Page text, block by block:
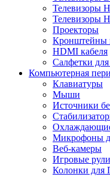
Телевизоры
Телевизоры
Проекторы
Кронштейны
HDMI кабеля
Салфетки
Компьютерная
Клавиатуры
Мыши
Источники
Микрофоны
Веб-камеры
Игровые
Колонки для